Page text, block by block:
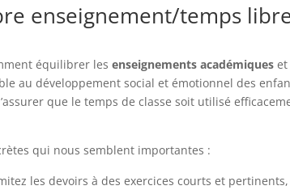
enseignement/temps
équilibrer lesenseignements académiques
au développement social et émotionnel des
que le temps de classe soit utilisé
qui nous semblent importantes :
les devoirs à des exercices courts et